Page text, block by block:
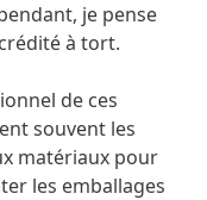
je pense
à tort.
de ces
souvent les
matériaux pour
les emballages